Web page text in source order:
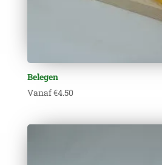
Belegen
Vanaf€4.50